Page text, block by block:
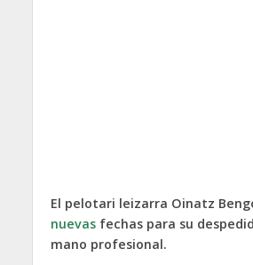
El pelotari leizarra Oinatz
nuevasfechas para su
mano profesional.